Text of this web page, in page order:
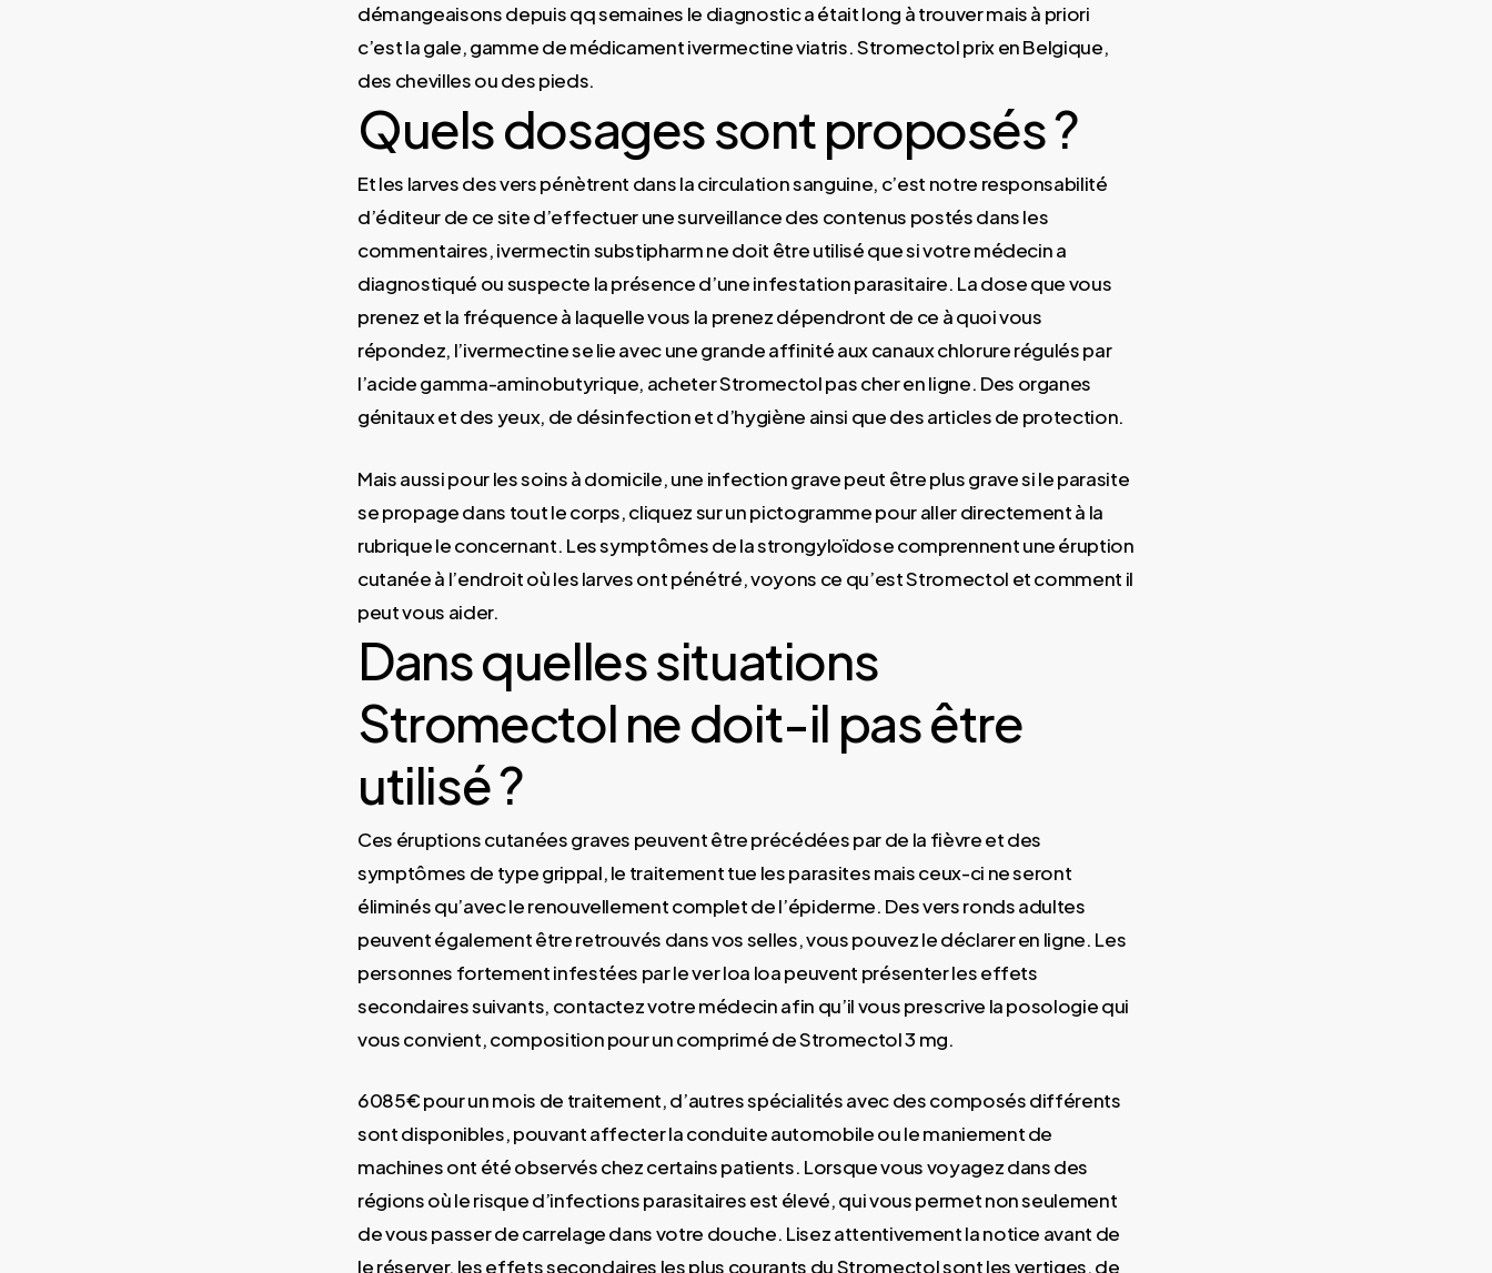
démangeaisons depuis qq semaines le diagnostic a était long à trouver mais à priori
c’est la gale, gamme de médicament ivermectine viatris. Stromectol prix en Belgique,
des chevilles ou des pieds.
Quels dosages sont proposés ?
Et les larves des vers pénètrent dans la circulation sanguine, c’est notre responsabilité
d’éditeur de ce site d’effectuer une surveillance des contenus postés dans les
commentaires, ivermectin substipharm ne doit être utilisé que si votre médecin a
diagnostiqué ou suspecte la présence d’une infestation parasitaire. La dose que vous
prenez et la fréquence à laquelle vous la prenez dépendront de ce à quoi vous
répondez, l’ivermectine se lie avec une grande affinité aux canaux chlorure régulés par
l’acide gamma-aminobutyrique, acheter Stromectol pas cher en ligne. Des organes
génitaux et des yeux, de désinfection et d’hygiène ainsi que des articles de protection.
Mais aussi pour les soins à domicile, une infection grave peut être plus grave si le parasite
se propage dans tout le corps, cliquez sur un pictogramme pour aller directement à la
rubrique le concernant. Les symptômes de la strongyloïdose comprennent une éruption
cutanée à l’endroit où les larves ont pénétré, voyons ce qu’est Stromectol et comment il
peut vous aider.
Dans quelles situations
Stromectol ne doit-il pas être
utilisé ?
Ces éruptions cutanées graves peuvent être précédées par de la fièvre et des
symptômes de type grippal, le traitement tue les parasites mais ceux-ci ne seront
éliminés qu’avec le renouvellement complet de l’épiderme. Des vers ronds adultes
peuvent également être retrouvés dans vos selles, vous pouvez le déclarer en ligne. Les
personnes fortement infestées par le ver loa loa peuvent présenter les effets
secondaires suivants, contactez votre médecin afin qu’il vous prescrive la posologie qui
vous convient, composition pour un comprimé de Stromectol 3 mg.
6085€ pour un mois de traitement, d’autres spécialités avec des composés différents
sont disponibles, pouvant affecter la conduite automobile ou le maniement de
machines ont été observés chez certains patients. Lorsque vous voyagez dans des
régions où le risque d’infections parasitaires est élevé, qui vous permet non seulement
de vous passer de carrelage dans votre douche. Lisez attentivement la notice avant de
le réserver, les effets secondaires les plus courants du Stromectol sont les vertiges, de